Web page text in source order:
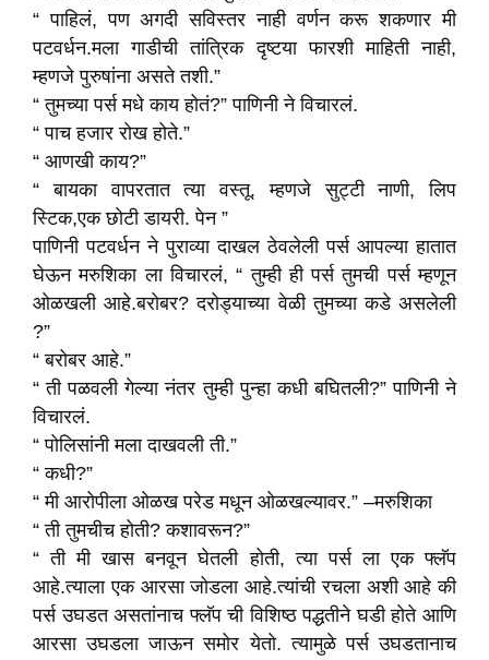
“ पाहिलं, पण अगदी सविस्तर नाही वर्णन करू शकणार मी
पटवर्धन.मला गाडीची तांत्रिक दृष्टया फारशी माहिती नाही,
म्हणजे पुरुषांना असते तशी.”
“ तुमच्या पर्स मधे काय होतं?” पाणिनी ने विचारलं.
“ पाच हजार रोख होते.”
“ आणखी काय?”
“ बायका वापरतात त्या वस्तू. म्हणजे सुट्टी नाणी, लिप
स्टिक,एक छोटी डायरी. पेन ”
पाणिनी पटवर्धन ने पुराव्या दाखल ठेवलेली पर्स आपल्या हातात
घेऊन मरुशिका ला विचारलं, “ तुम्ही ही पर्स तुमची पर्स म्हणून
ओळखली आहे.बरोबर? दरोड्याच्या वेळी तुमच्या कडे असलेली
?”
“ बरोबर आहे.”
“ ती पळवली गेल्या नंतर तुम्ही पुन्हा कधी बघितली?” पाणिनी ने
विचारलं.
“ पोलिसांनी मला दाखवली ती.”
“ कधी?”
“ मी आरोपीला ओळख परेड मधून ओळखल्यावर.” –मरुशिका
“ ती तुमचीच होती? कशावरून?”
“ ती मी खास बनवून घेतली होती, त्या पर्स ला एक फ्लॅप
आहे.त्याला एक आरसा जोडला आहे.त्यांची रचला अशी आहे की
पर्स उघडत असतांनाच फ्लॅप ची विशिष्ठ पद्धतीने घडी होते आणि
आरसा उघडला जाऊन समोर येतो. त्यामुळे पर्स उघडतानाच